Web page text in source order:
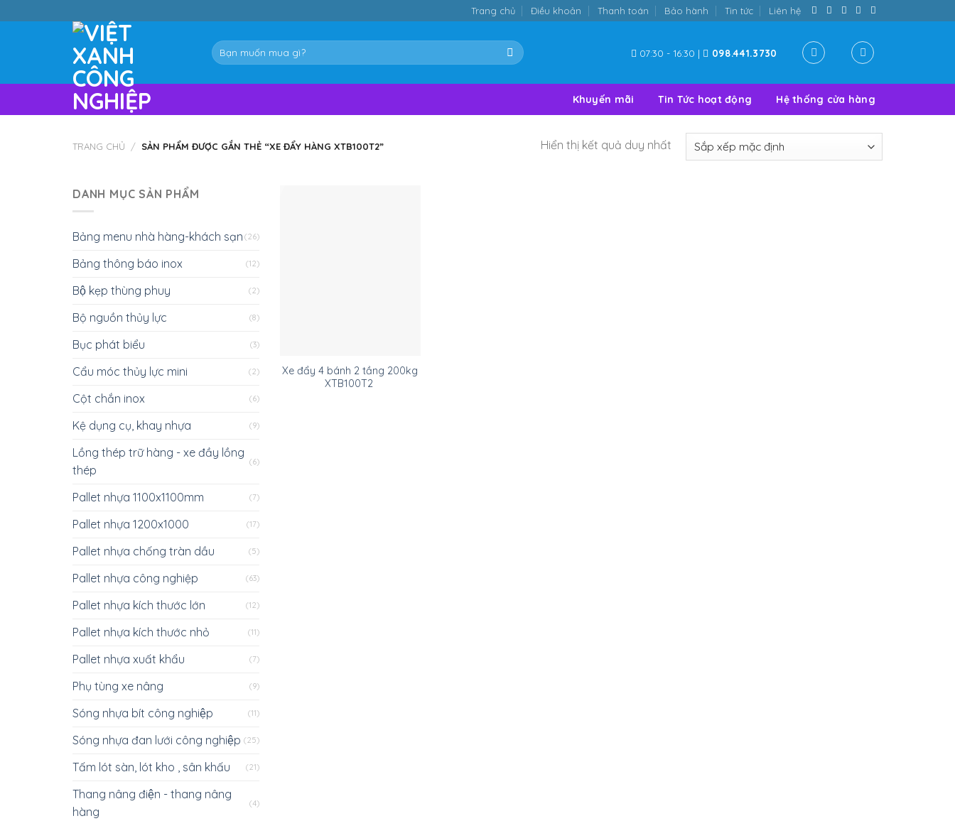
to
Trang chủ Điều khoản Thanh toán Bảo hành Tin tức Liên hệ
Tìm
kiếm:
07:30 - 16:30 | 098.441.3730
Khuyến mãi Tin Tức hoạt động Hệ thống cửa hàng
TRANG CHỦ / SẢN PHẨM ĐƯỢC GẮN THẺ “XE ĐẨY HÀNG XTB100T2” Hiển thị kết quả duy nhất
DANH MỤC SẢN PHẨM
Bảng menu nhà hàng-khách sạn (26)
Bảng thông báo inox (12)
Bộ kẹp thùng phuy (2)
Bộ nguồn thủy lực (8)
Bục phát biểu (3)
Cẩu móc thủy lực mini (2)
Cột chắn inox (6)
Kệ dụng cụ, khay nhựa (9)
Lồng thép trữ hàng - xe đầy lồng
thép
(6)
Pallet nhựa 1100x1100mm (7)
Pallet nhựa 1200x1000 (17)
Pallet nhựa chống tràn dầu (5)
Pallet nhựa công nghiệp (63)
Pallet nhựa kích thước lớn (12)
Pallet nhựa kích thước nhỏ (11)
Pallet nhựa xuất khẩu (7)
Phụ tùng xe nâng (9)
Sóng nhựa bít công nghiệp (11)
Sóng nhựa đan lưới công nghiệp (25)
Tấm lót sàn, lót kho , sân khấu (21)
Thang nâng điện - thang nâng
hàng
(4)
Xe đẩy 4 bánh 2 tầng 200kg
XTB100T2